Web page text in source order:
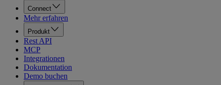
Connect
Mehr erfahren
Produkt
Rest API
MCP
Integrationen
Dokumentation
Demo buchen